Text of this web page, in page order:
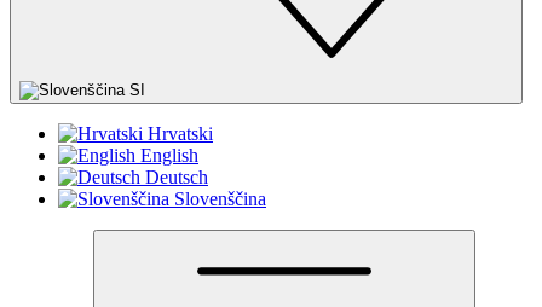
SI
Hrvatski
English
Deutsch
Slovenščina